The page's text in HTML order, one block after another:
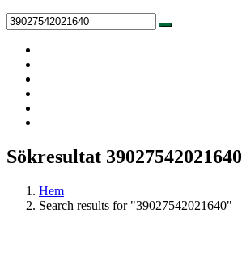
Sökresultat 39027542021640
Hem
Search results for "39027542021640"